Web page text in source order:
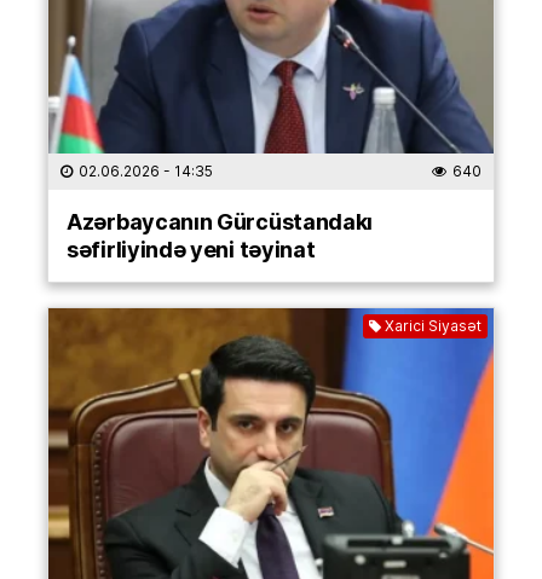
02.06.2026 - 14:35 640
Azərbaycanın Gürcüstandakı
səfirliyində yeni təyinat
Xarici Siyasət